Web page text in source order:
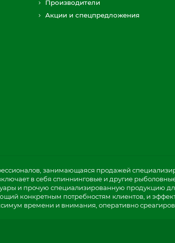
Производители
Акции и спецпредложения
занимающаяся продажей
в себя спиннинговые и другие
и прочую специализированную продукцию
конкретным потребностям клиентов, и
времени и внимания, оперативно